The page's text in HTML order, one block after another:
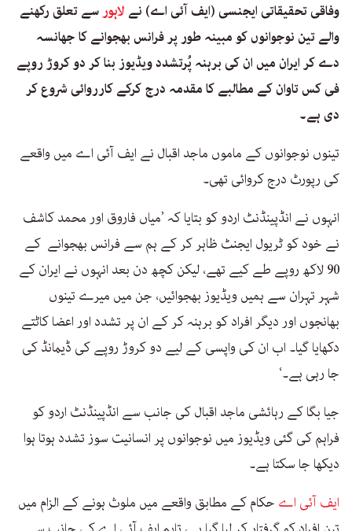
وفاقی تحقیقاتی ایجنسی (ایف آئی اے) نے لاہور سے تعلق رکھنے
والے تین نوجوانوں کو مبینہ طور پر فرانس بھجوانے کا جھانسہ
دے کر ایران میں ان کی برہنہ پُرتشدد ویڈیوز بنا کر دو کروڑ روپے
فی کس تاوان کے مطالبے کا مقدمہ درج کرکے کارروائی شروع کر
دی ہے۔
تینوں نوجوانوں کے ماموں ماجد اقبال نے ایف آئی اے میں واقعے
کی رپورٹ درج کروائی تھی۔
انہوں نے انڈپینڈنٹ اردو کو بتایا کہ ’میاں فاروق اور محمد کاشف
نے خود کو ٹریول ایجنٹ ظاہر کر کے ہم سے فرانس بھجوانے کے
90 لاکھ روپے طے کیے تھے، لیکن کچھ دن بعد انہوں نے ایران کے
شہر تہران سے ہمیں ویڈیوز بھجوائیں، جن میں میرے تینوں
بھانجوں اور دیگر افراد کو برہنہ کر کے ان پر تشدد اور اعضا کاٹتے
دکھایا گیا۔ اب ان کی واپسی کے لیے دو کروڑ روپے کی ڈیمانڈ کی
جا رہی ہے۔‘
جیا بگا کے رہائشی ماجد اقبال کی جانب سے انڈپینڈنٹ اردو کو
فراہم کی گئی ویڈیوز میں نوجوانوں پر انسانیت سوز تشدد ہوتا ہوا
دیکھا جا سکتا ہے۔
ایف آئی اے حکام کے مطابق واقعے میں ملوث ہونے کے الزام میں